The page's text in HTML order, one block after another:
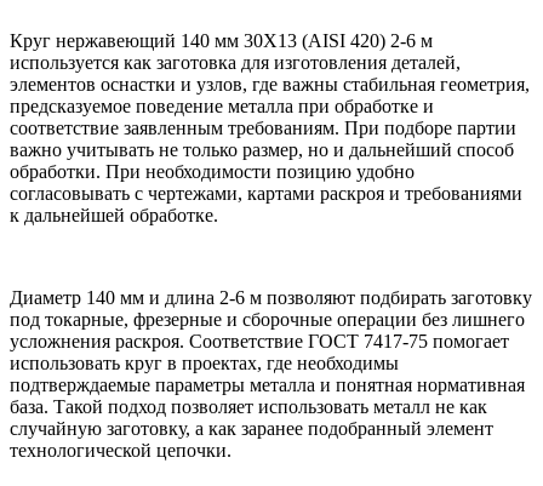
Круг нержавеющий 140 мм 30Х13 (AISI 420) 2-6 м
используется как заготовка для изготовления деталей,
элементов оснастки и узлов, где важны стабильная геометрия,
предсказуемое поведение металла при обработке и
соответствие заявленным требованиям. При подборе партии
важно учитывать не только размер, но и дальнейший способ
обработки. При необходимости позицию удобно
согласовывать с чертежами, картами раскроя и требованиями
к дальнейшей обработке.
Диаметр 140 мм и длина 2-6 м позволяют подбирать заготовку
под токарные, фрезерные и сборочные операции без лишнего
усложнения раскроя. Соответствие ГОСТ 7417-75 помогает
использовать круг в проектах, где необходимы
подтверждаемые параметры металла и понятная нормативная
база. Такой подход позволяет использовать металл не как
случайную заготовку, а как заранее подобранный элемент
технологической цепочки.